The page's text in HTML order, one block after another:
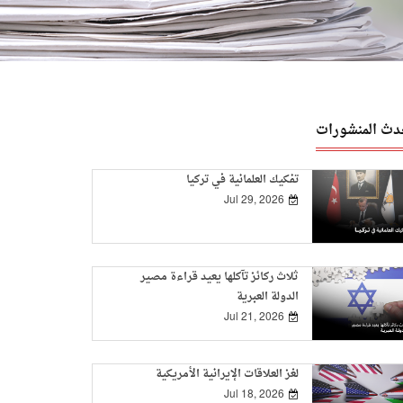
المنشورات
تفكيك العلمانية في تركيا
Jul 29, 2026
ثلاث ركائز تآكلها يعيد قراءة مصير
الدولة العبرية
Jul 21, 2026
لغز العلاقات الإيرانية الأمريكية
Jul 18, 2026